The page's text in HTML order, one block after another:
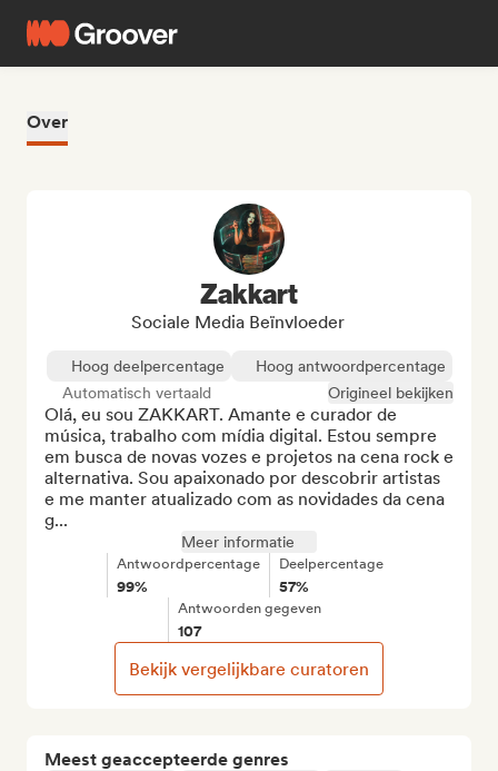
Over
Meest geaccepteerde genres
Zakkart
Sociale Media Beïnvloeder
Hoog deelpercentage
Hoog antwoordpercentage
Automatisch vertaald
Origineel bekijken
Olá, eu sou ZAKKART. Amante e curador de
música, trabalho com mídia digital. Estou sempre
em busca de novas vozes e projetos na cena rock e
alternativa. Sou apaixonado por descobrir artistas
e me manter atualizado com as novidades da cena
g...
Meer informatie
Antwoordpercentage
99%
Deelpercentage
57%
Antwoorden gegeven
107
Bekijk vergelijkbare curatoren